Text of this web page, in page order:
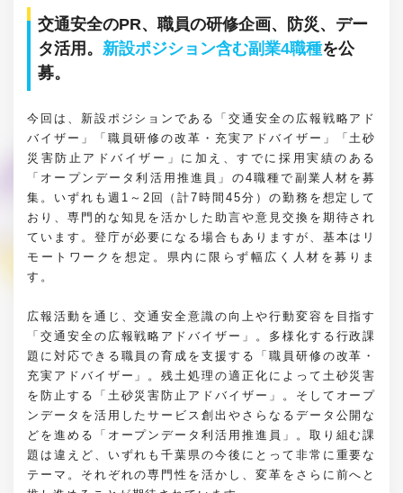
交通安全のPR、職員の研修企画、防災、デー
タ活用。 新設ポジション含む副業4職種を公
募。
今回は、新設ポジションである「交通安全の広報戦略アド
バイザー」「職員研修の改革・充実アドバイザー」「土砂
災害防止アドバイザー」に加え、すでに採用実績のある
「オープンデータ利活用推進員」の4職種で副業人材を募
集。いずれも週1～2回（計7時間45分）の勤務を想定して
おり、専門的な知見を活かした助言や意見交換を期待され
ています。登庁が必要になる場合もありますが、基本はリ
モートワークを想定。県内に限らず幅広く人材を募りま
す。
広報活動を通じ、交通安全意識の向上や行動変容を目指す
「交通安全の広報戦略アドバイザー」。多様化する行政課
題に対応できる職員の育成を支援する「職員研修の改革・
充実アドバイザー」。残土処理の適正化によって土砂災害
を防止する「土砂災害防止アドバイザー」。そしてオープ
ンデータを活用したサービス創出やさらなるデータ公開な
どを進める「オープンデータ利活用推進員」。取り組む課
題は違えど、いずれも千葉県の今後にとって非常に重要な
テーマ。それぞれの専門性を活かし、変革をさらに前へと